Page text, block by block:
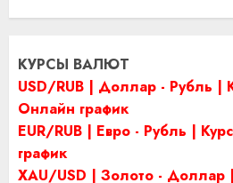
КУРСЫ ВАЛЮТ
USD/RUB | Доллар - Рубль |
Онлайн график
EUR/RUB | Евро - Рубль |
график
XAU/USD | Золото - Доллар